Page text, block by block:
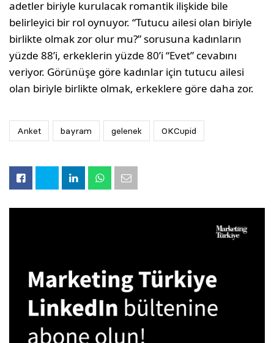
adetler biriyle kurulacak romantik ilişkide bile
belirleyici bir rol oynuyor. “Tutucu ailesi olan biriyle
birlikte olmak zor olur mu?” sorusuna kadınların
yüzde 88’i, erkeklerin yüzde 80’i “Evet” cevabını
veriyor. Görünüşe göre kadınlar için tutucu ailesi
olan biriyle birlikte olmak, erkeklere göre daha zor.
Anket bayram gelenek OKCupid